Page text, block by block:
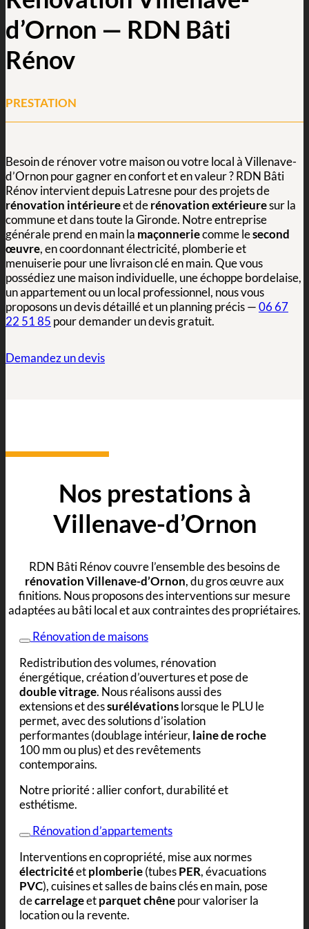
d’Ornon — RDN Bâti
Rénov
PRESTATION
Besoin de rénover votre maison ou votre local à Villenave-
d’Ornon pour gagner en confort et en valeur ? RDN Bâti
Rénov intervient depuis Latresne pour des projets de
rénovation intérieureet derénovation extérieuresur la
commune et dans toute la Gironde. Notre entreprise
générale prend en main la maçonneriecomme lesecond
œuvre, en coordonnant électricité, plomberie et
menuiserie pour une livraison clé en main. Que vous
possédiez une maison individuelle, une échoppe bordelaise,
un appartement ou un local professionnel, nous vous
proposons un devis détaillé et un planning précis —06 67
22 51 85 pour demander un devis gratuit.
Demandez un devis
Nos prestations à
Villenave-d’Ornon
RDN Bâti Rénov couvre l’ensemble des besoins de
rénovation Villenave-d’Ornon, du gros œuvre aux
finitions. Nous proposons des interventions sur mesure
adaptées au bâti local et aux contraintes des propriétaires.
Rénovation de maisons
Redistribution des volumes, rénovation
énergétique, création d’ouvertures et pose de
double vitrage. Nous réalisons aussi des
extensions et dessurélévationslorsque le PLU le
permet, avec des solutions d’isolation
performantes (doublage intérieur, laine de roche
100 mm ou plus) et des revêtements
contemporains.
Notre priorité : allier confort, durabilité et
esthétisme.
Rénovation d’appartements
Interventions en copropriété, mise aux normes
électricitéetplomberie(tubesPER, évacuations
PVC), cuisines et salles de bains clés en main, pose
decarrelageetparquet chênepour valoriser la
location ou la revente.